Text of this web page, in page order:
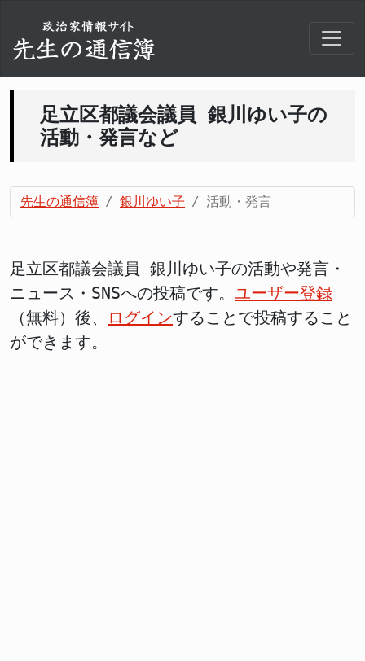
足立区都議会議員 銀川ゆい子の
活動・発言など
先生の通信簿 銀川ゆい子 活動・発言
足立区都議会議員 銀川ゆい子の活動や発言・
ニュース・SNSへの投稿です。 ユーザー登録
（無料）後、
ログインすることで投稿すること
ができます。